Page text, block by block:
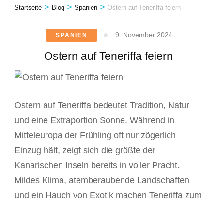
Startseite > Blog > Spanien > Ostern auf Teneriffa feiern
SPANIEN 9. November 2024
Ostern auf Teneriffa feiern
Ostern auf Teneriffa bedeutet Tradition, Natur
und eine Extraportion Sonne. Während in
Mitteleuropa der Frühling oft nur zögerlich
Einzug hält, zeigt sich die größte der
Kanarischen Inseln bereits in voller Pracht.
Mildes Klima, atemberaubende Landschaften
und ein Hauch von Exotik machen Teneriffa zum